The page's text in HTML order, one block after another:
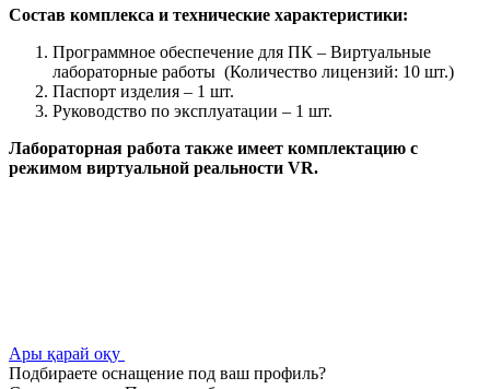
Состав комплекса и технические характеристики:
Программное обеспечение для ПК – Виртуальные
лабораторные работы (Количество лицензий: 10 шт.)
Паспорт изделия – 1 шт.
Руководство по эксплуатации – 1 шт.
Лабораторная работа также имеет комплектацию с
режимом виртуальной реальности VR.
Ары қарай оқу
Подбираете оснащение под ваш профиль?